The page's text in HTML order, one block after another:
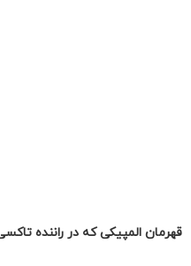
قهرمان المپیکی که در راننده